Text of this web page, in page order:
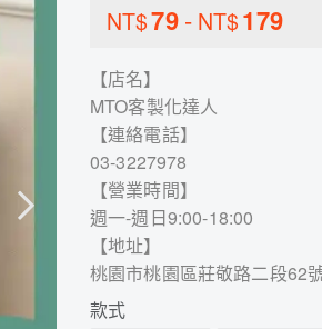
NT$79- NT$179
【店名】
MTO客製化達人
【連絡電話】
03-3227978
【營業時間】
週一-週日9:00-18:00
【地址】
桃園市桃園區莊敬路二段62
款式